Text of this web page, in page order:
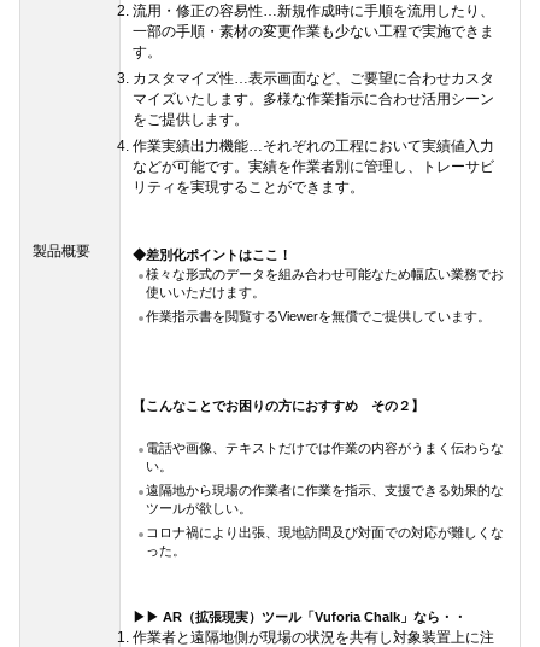
製品概要
流用・修正の容易性…新規作成時に手順を流用したり、
一部の手順・素材の変更作業も少ない工程で実施できま
す。
カスタマイズ性…表示画面など、ご要望に合わせカスタ
マイズいたします。多様な作業指示に合わせ活用シーン
をご提供します。
作業実績出力機能…それぞれの工程において実績値入力
などが可能です。実績を作業者別に管理し、トレーサビ
リティを実現することができます。
◆差別化ポイントはここ！
様々な形式のデータを組み合わせ可能なため幅広い業務でお
使いいただけます。
作業指示書を閲覧するViewerを無償でご提供しています。
【こんなことでお困りの方におすすめ その２】
電話や画像、テキストだけでは作業の内容がうまく伝わらな
い。
遠隔地から現場の作業者に作業を指示、支援できる効果的な
ツールが欲しい。
コロナ禍により出張、現地訪問及び対面での対応が難しくな
った。
▶▶ AR（拡張現実）ツール「Vuforia Chalk」なら・・
作業者と遠隔地側が現場の状況を共有し対象装置上に注